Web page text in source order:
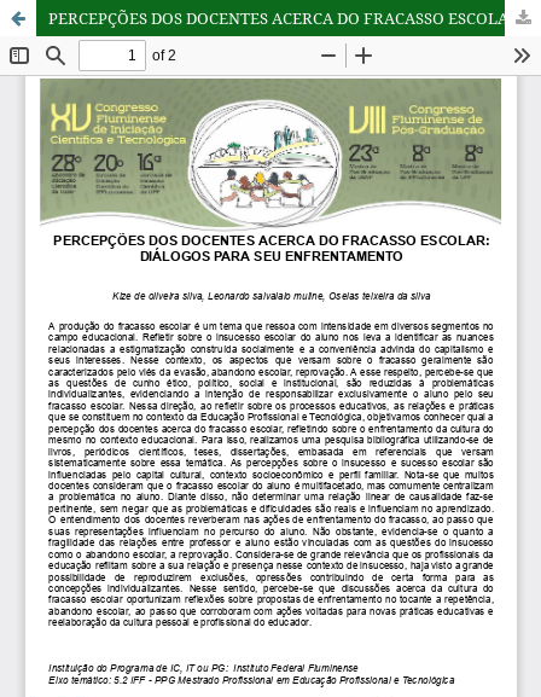
PERCEPÇÕES DOS DOCENTES ACERCA DO FRACASSO ESCOLAR: DIÁLOGOS PARA SEU ENFRENTAMENTO